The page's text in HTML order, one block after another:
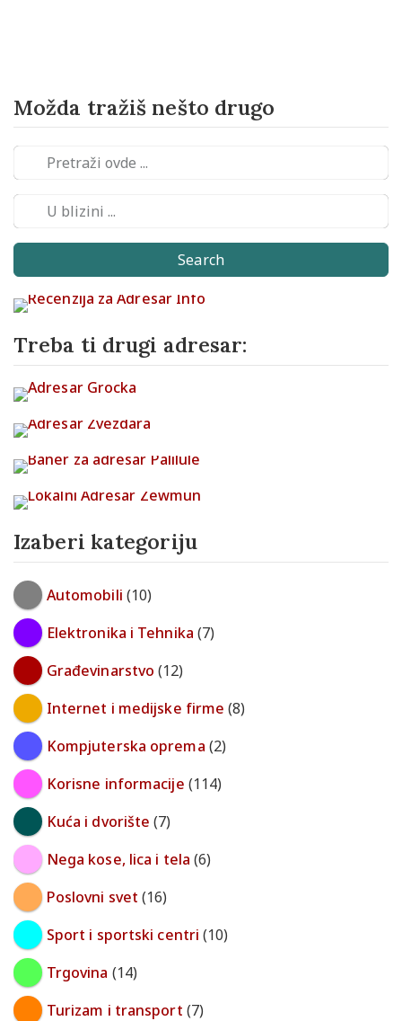
Možda tražiš nešto drugo
Search
Treba ti drugi adresar:
Izaberi kategoriju
Automobili (10)
Elektronika i Tehnika (7)
Građevinarstvo (12)
Internet i medijske firme (8)
Kompjuterska oprema (2)
Korisne informacije (114)
Kuća i dvorište (7)
Nega kose, lica i tela (6)
Poslovni svet (16)
Sport i sportski centri (10)
Trgovina (14)
Turizam i transport (7)